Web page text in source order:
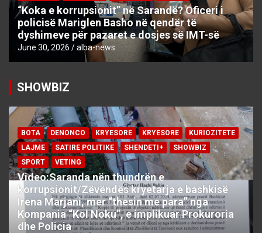
“Koka e korrupsionit” në Sarandë? Oficeri i
policisë Mariglen Basho në qendër të
dyshimeve për pazaret e dosjes së IMT-së
June 30, 2026 alba-news
SHOWBIZ
BOTA DENONCO KRYESORE KRYESORE
KURIOZITETE
LAJME
SATIRE POLITIKE SHENDETI+
SHOWBIZ
SPORT
VETING
Video:Saranda nën thundrën e
korrupsionit/Zëvëndës kryetarja e bashkisë
Irena Marjani, mer “thesin me para” nga
Kompania “Kol Noku”, e implikuar Prokuroria
dhe Policia